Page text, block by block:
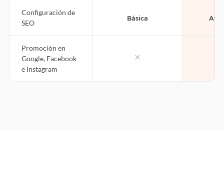
Configuración de
SEO
Básica
Promoción en
Google, Facebook
e Instagram